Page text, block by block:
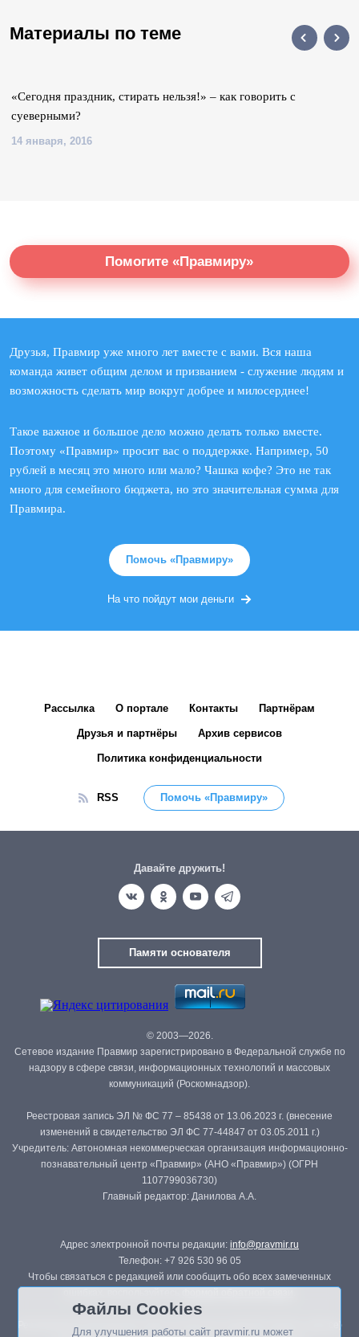
Материалы по теме
«Сегодня праздник, стирать нельзя!» – как говорить с
суеверными?
14 января, 2016
Помогите «Правмиру»
Друзья, Правмир уже много лет вместе с вами. Вся наша
команда живет общим делом и призванием - служение людям и
возможность сделать мир вокруг добрее и милосерднее!
Такое важное и большое дело можно делать только вместе.
Поэтому «Правмир» просит вас о поддержке. Например, 50
рублей в месяц это много или мало? Чашка кофе? Это не так
много для семейного бюджета, но это значительная сумма для
Правмира.
Помочь «Правмиру»
На что пойдут мои деньги
Рассылка О портале Контакты Партнёрам
Друзья и партнёры Архив сервисов
Политика конфиденциальности
RSS Помочь «Правмиру»
Давайте дружить!
Памяти основателя
© 2003—2026.
Сетевое издание Правмир зарегистрировано в Федеральной службе по
надзору в сфере связи, информационных технологий и массовых
коммуникаций (Роскомнадзор).
Реестровая запись ЭЛ № ФС 77 – 85438 от 13.06.2023 г. (внесение
изменений в свидетельство ЭЛ ФС 77-44847 от 03.05.2011 г.)
Учредитель: Автономная некоммерческая организация информационно-
познавательный центр «Правмир» (АНО «Правмир») (ОГРН
1107799036730)
Главный редактор: Данилова А.А.
Адрес электронной почты редакции: info@pravmir.ru
Телефон: +7 926 530 96 05
Чтобы связаться с редакцией или сообщить обо всех замеченных
Републикация материалов сайта в печатных изданиях (книгах, прессе)
Файлы Cookies
Для улучшения работы сайт pravmir.ru может